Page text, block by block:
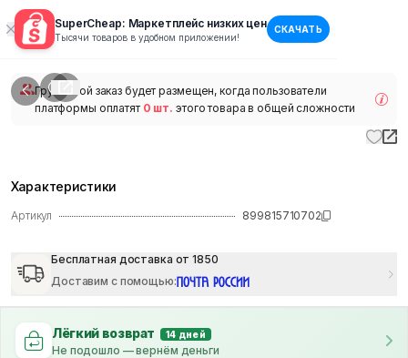
SuperCheap: Маркетплейс низких цен
Тысячи товаров в удобном приложении!
СКАЧАТЬ
1/
Групповой заказ будет размещен, когда пользователи
платформы оплатят 0 шт. этого товара в общей сложности
Характеристики
Артикул 899815710702
Бесплатная доставка от 1850
Доставим с помощью:
Лёгкий возврат 14 дней
Не подошло — вернём деньги